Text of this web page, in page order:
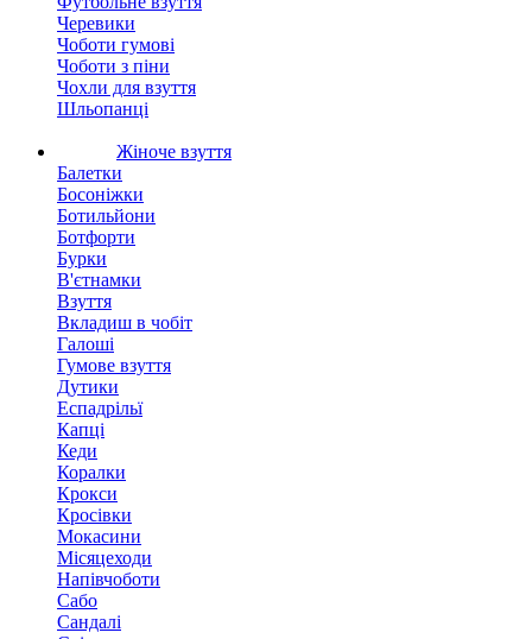
Черевики
Чоботи гумові
Чоботи з піни
Чохли для взуття
Шльопанці
Жіноче взуття
Балетки
Босоніжки
Ботильйони
Ботфорти
Бурки
В'єтнамки
Взуття
Вкладиш в чобіт
Галоші
Гумове взуття
Дутики
Еспадрільї
Капці
Кеди
Коралки
Крокси
Кросівки
Мокасини
Місяцеходи
Напівчоботи
Сабо
Сандалі